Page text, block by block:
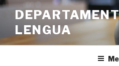
Ir
contenidoLENGUA